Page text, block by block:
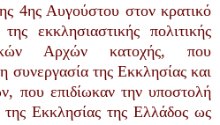
4ης Αυγούστου στον κρατικό
εκκλησιαστικής πολιτικής
Αρχών κατοχής, που
της Εκκλησίας και
που επιδίωκαν την υποστολή
της Εκκλησίας της Ελλάδος ως